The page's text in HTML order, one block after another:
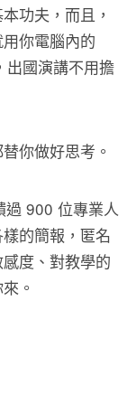
功夫，而且，
你電腦內的
出國演講不用擔
你做好思考。
900 位專業人
的簡報，匿名
度、對教學的
。